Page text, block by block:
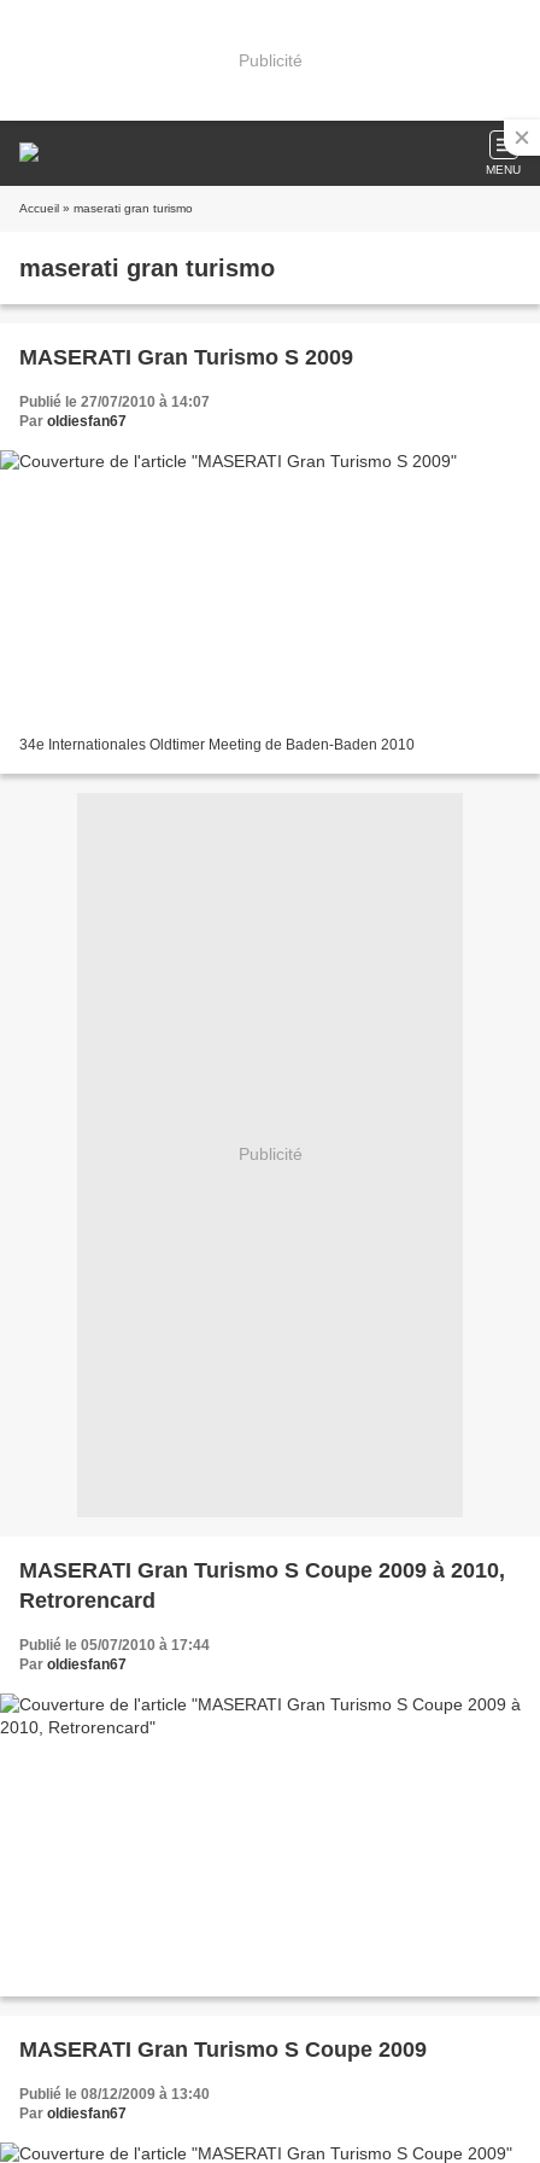
Publicité
MENU
Accueil » maserati gran turismo
maserati gran turismo
MASERATI Gran Turismo S 2009
Publié le 27/07/2010 à 14:07
Par oldiesfan67
34e Internationales Oldtimer Meeting de Baden-Baden 2010
Publicité
MASERATI Gran Turismo S Coupe 2009 à 2010,
Retrorencard
Publié le 05/07/2010 à 17:44
Par oldiesfan67
MASERATI Gran Turismo S Coupe 2009
Publié le 08/12/2009 à 13:40
Par oldiesfan67